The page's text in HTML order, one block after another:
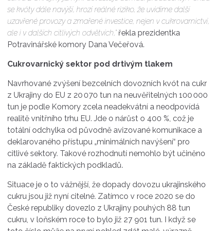
se kvóty dále navýší, hrozí reálné riziko, že uvidíme další
uzavřené provozy a zmařené investice, nejen v cukrovarnictví,
ale i v dalších citlivých odvětvích,"řekla prezidentka
Potravinářské komory Dana Večeřová.
Cukrovarnický sektor pod drtivým tlakem
Navrhované zvýšení bezcelních dovozních kvót na cukr
z Ukrajiny do EU z 20 070 tun na neuvěřitelných 100 000
tun je podle Komory zcela neadekvátní a neodpovídá
realitě vnitřního trhu EU. Jde o nárůst o 400 %, což je
totální odchylka od původně avizované komunikace a
deklarovaného přístupu „minimálních navýšení“ pro
citlivé sektory. Takové rozhodnutí nemohlo být učiněno
na základě faktických podkladů.
Situace je o to vážnější, že dopady dovozu ukrajinského
cukru jsou již nyní citelné. Zatímco v roce 2020 se do
České republiky dovezlo z Ukrajiny pouhých 88 tun
cukru, v loňském roce to bylo již 27 901 tun. I když se